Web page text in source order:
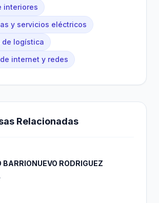
interiores
y servicios eléctricos
de logística
internet y redes
Relacionadas
BARRIONUEVO RODRIGUEZ